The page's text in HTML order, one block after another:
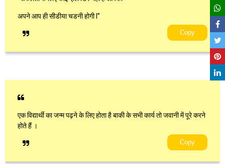
अपने आप ही सीडीया चडनी होगी l”
Copy
एक विद्यार्थी का जन्म पढ़ने के लिए होता है बाकी के सभी कार्य तो जवानी में पूरे करने
होते हैं ।
Copy